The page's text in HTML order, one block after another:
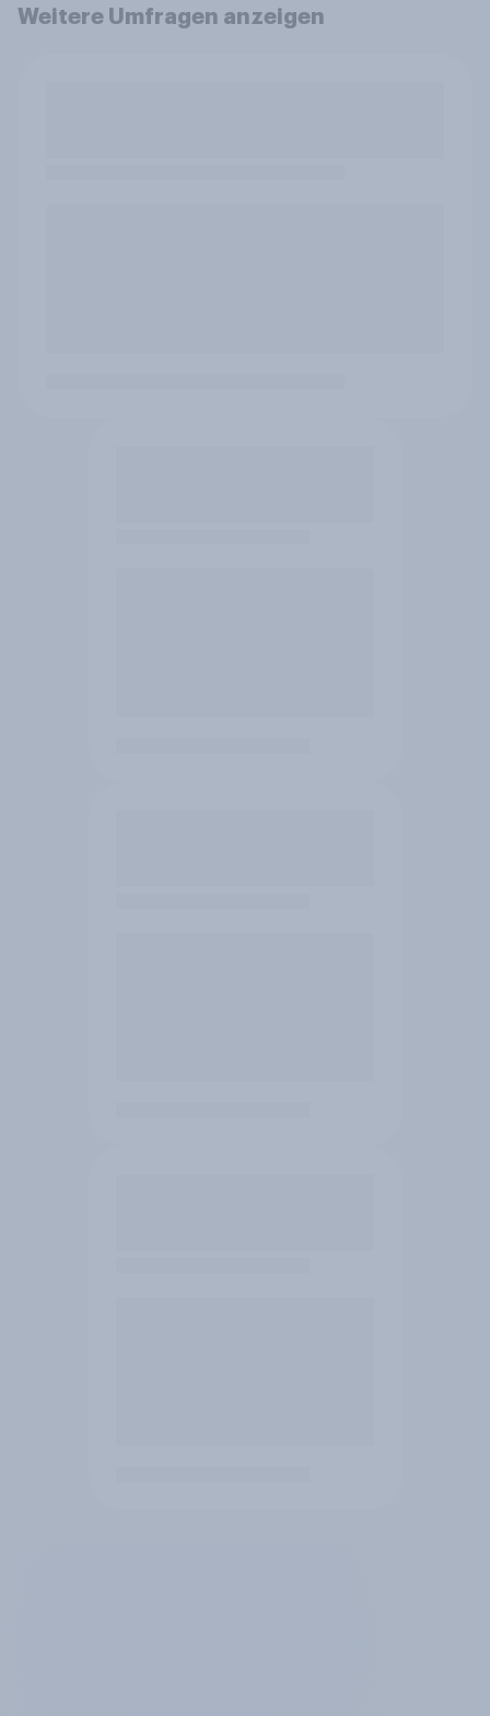
Weitere Umfragen anzeigen